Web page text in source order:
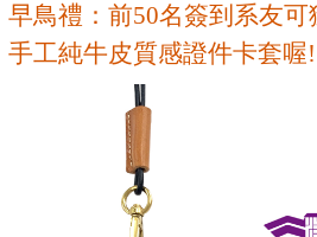
早鳥禮：前50名簽到系友可
手工純牛皮質感證件卡套喔!